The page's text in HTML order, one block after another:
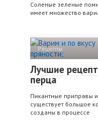
Соленые зеленые
имеет множество
Рецепты
Лучшие
перца
Пикантные приправы
существует большое
созданы в процессе